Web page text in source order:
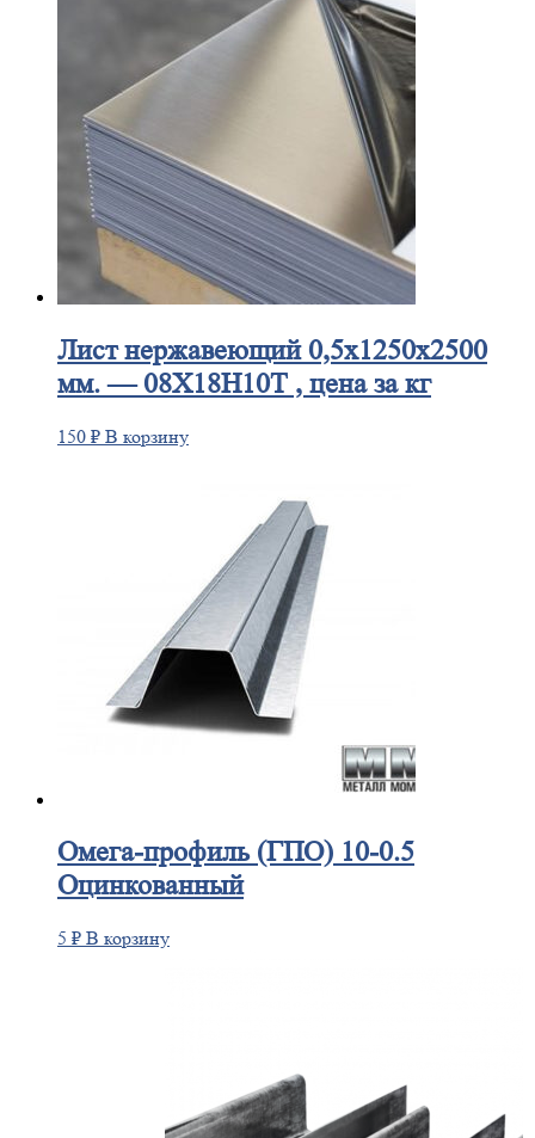
Листнержавеющий 0,5x1250x2500
мм. — 08Х18Н10Т , цена за кг
150 ₽ В корзину
Омега-профиль(ГПО) 10-0.5
Оцинкованный
5 ₽ В корзину